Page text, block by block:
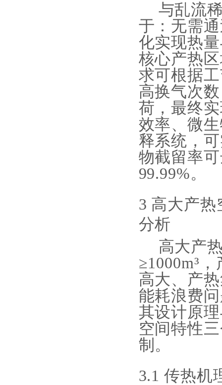
与乱流
于：无需
化实现热
核心产热
求可根据
高换气次
荷，最终
效率、微
释系统，
物截留率
99.99%。
3 高大产
分析
高大产
≥1000m³
高大、产
能耗浪费
其设计原
空间特性
制。
3.1 传热机